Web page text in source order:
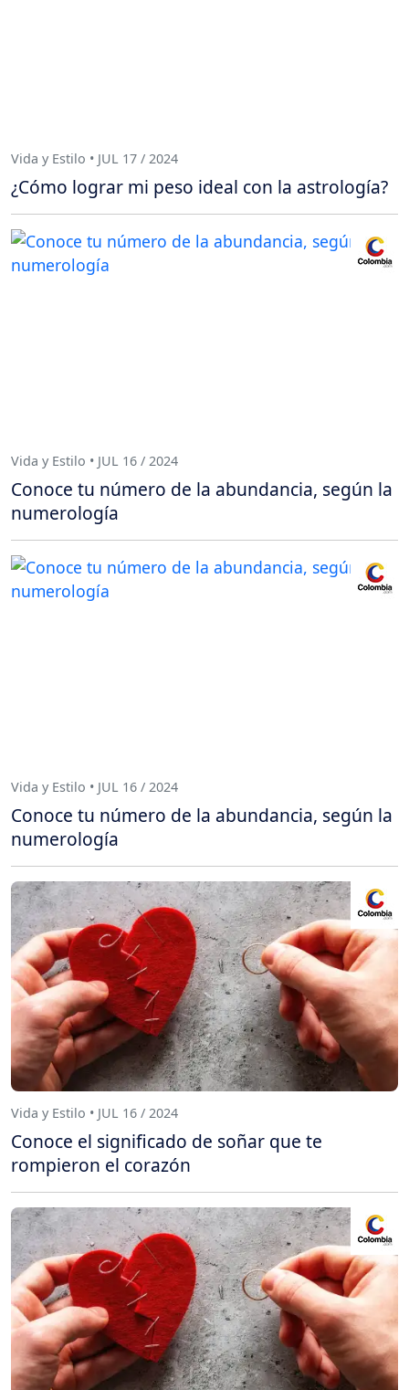
Vida y Estilo • JUL 17 / 2024
¿Cómo lograr mi peso ideal con la astrología?
Vida y Estilo • JUL 16 / 2024
Conoce tu número de la abundancia, según la
numerología
Vida y Estilo • JUL 16 / 2024
Conoce tu número de la abundancia, según la
numerología
Vida y Estilo • JUL 16 / 2024
Conoce el significado de soñar que te
rompieron el corazón